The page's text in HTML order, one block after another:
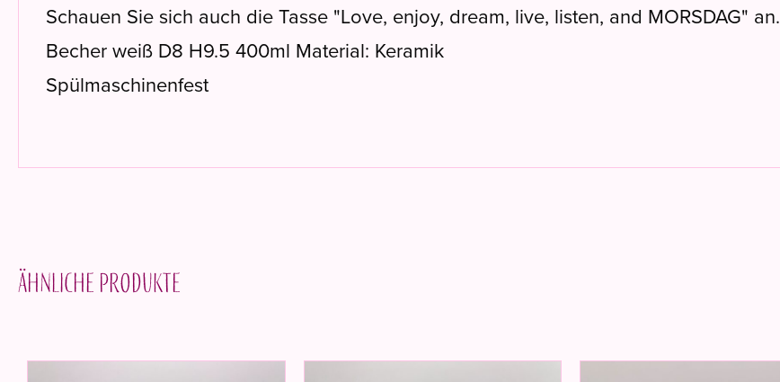
Schauen Sie sich auch die Tasse "Love, enjoy, dream, live, listen, and MORSDAG" an.
Becher weiß D8 H9.5 400ml Material: Keramik
Spülmaschinenfest
Ähnliche Produkte